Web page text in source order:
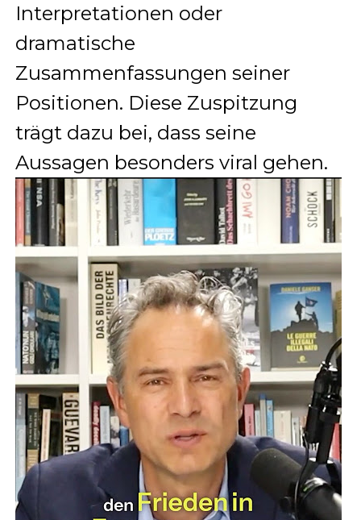
Interpretationen oder
dramatische
Zusammenfassungen seiner
Positionen. Diese Zuspitzung
trägt dazu bei, dass seine
Aussagen besonders viral gehen.